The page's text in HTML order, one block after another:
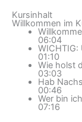
Kursinhalt
Willkommen im
06:04
01:10
Wie holst
03:03
Hab
00:46
Wer bin
07:16